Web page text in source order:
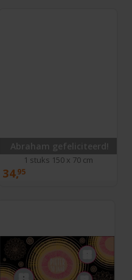
Abraham gefeliciteerd!
1 stuks 150 x 70 cm
34,95